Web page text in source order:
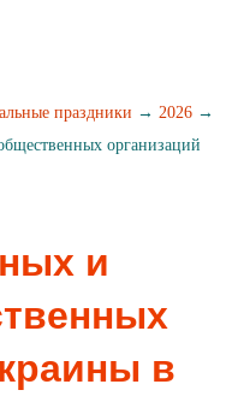
праздники → 2026 →
организаций
и
в